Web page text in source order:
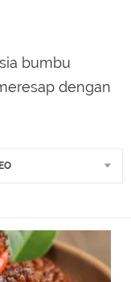
bumbu
dengan